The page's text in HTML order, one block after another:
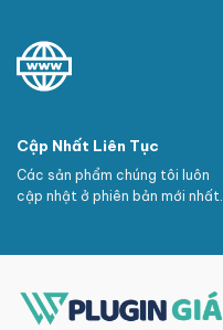
Cập Nhất Liên Tục
Các sản phẩm chúng tôi luôn
cập nhật ở phiên bản mới nhất.